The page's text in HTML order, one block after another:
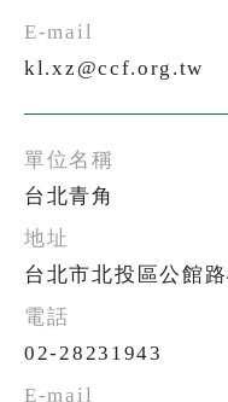
kl.xz@ccf.org.tw
台北青角
台北市北投區公館
02-28231943